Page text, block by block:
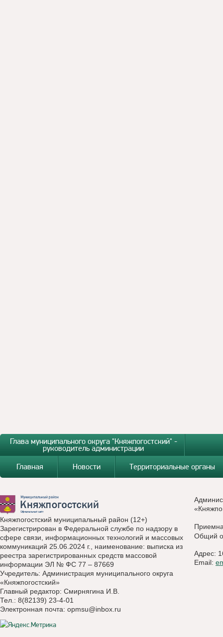
Глава муниципального округа "Княжпогостский" -
руководитель администрации
Главная
Новости Территориальные органы
Княжпогостский муниципальный район (12+)
Зарегистрирован в Федеральной службе по надзору в
сфере связи, информационных технологий и массовых
коммуникаций 25.06.2024 г., наименование: выписка из
реестра зарегистрированных средств массовой
информации ЭЛ № ФС 77 – 87669
Учредитель: Администрация муниципального округа
«Княжпогостский»
Главный редактор: Смирнягина И.В.
Тел.: 8(82139) 23-4-01
Электронная почта: opmsu@inbox.ru
Общий
Адрес:
Email: